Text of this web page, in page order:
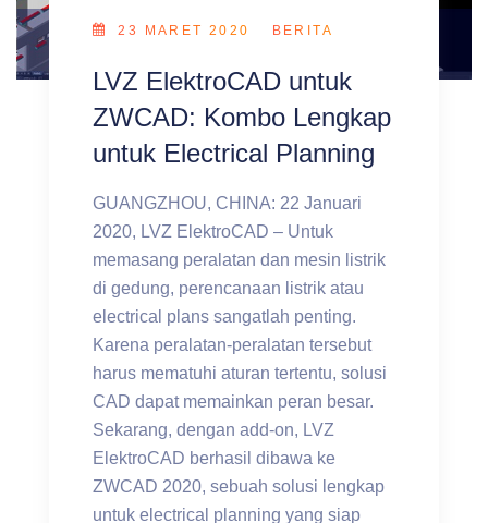
23 MARET 2020 BERITA
LVZ ElektroCAD untuk
ZWCAD: Kombo Lengkap
untuk Electrical Planning
GUANGZHOU, CHINA: 22 Januari
2020, LVZ ElektroCAD – Untuk
memasang peralatan dan mesin listrik
di gedung, perencanaan listrik atau
electrical plans sangatlah penting.
Karena peralatan-peralatan tersebut
harus mematuhi aturan tertentu, solusi
CAD dapat memainkan peran besar.
Sekarang, dengan add-on, LVZ
ElektroCAD berhasil dibawa ke
ZWCAD 2020, sebuah solusi lengkap
untuk electrical planning yang siap